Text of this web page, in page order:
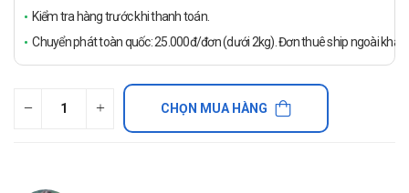
Kiểm tra hàng trước khi thanh toán.
Chuyển phát toàn quốc: 25.000đ/đơn (dưới 2kg). Đơn thuê ship ngoài
CHỌN MUA HÀNG